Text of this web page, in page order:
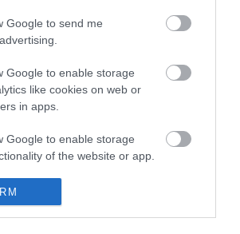
Google to send me
Google to enable storage
like cookies on web or
in apps.
Google to enable storage
of the website or app.
Google to enable storage
Red Bull) 152
RB) 30
Aston Martin) 24
(dán, Haas) 16
Williams) 12
RB) 12